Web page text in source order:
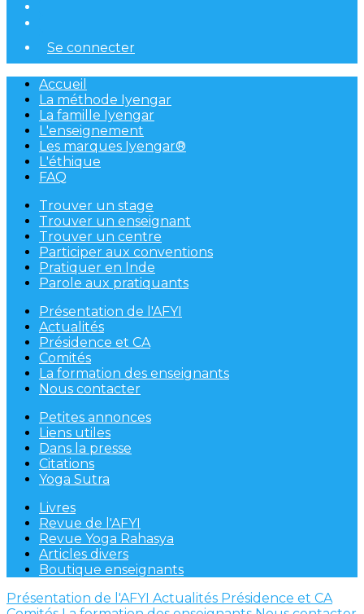
Se connecter
Accueil
La méthode Iyengar
La famille Iyengar
L'enseignement
Les marques Iyengar®
L'éthique
FAQ
Trouver un stage
Trouver un enseignant
Trouver un centre
Participer aux conventions
Pratiquer en Inde
Parole aux pratiquants
Présentation de l'AFYI
Actualités
Présidence et CA
Comités
La formation des enseignants
Nous contacter
Petites annonces
Liens utiles
Dans la presse
Citations
Yoga Sutra
Livres
Revue de l'AFYI
Revue Yoga Rahasya
Articles divers
Boutique enseignants
Présentation de l'AFYI Actualités Présidence et CA